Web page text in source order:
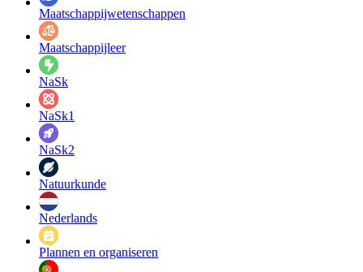
Maatschappij­wetenschappen
Maatschappijleer
NaSk
NaSk1
NaSk2
Natuurkunde
Nederlands
Plannen en organiseren